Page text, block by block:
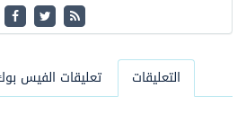
التعليقات تعليقات الفيس